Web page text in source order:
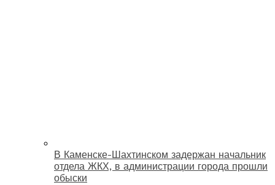
В Каменске-Шахтинском задержан начальник
отдела ЖКХ, в администрации города прошли
обыски